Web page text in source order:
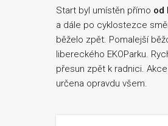
Start byl umístěn přímo od
a dále po cyklostezce
běželo zpět. Pomalejší
libereckého EKOParku.
přesun zpět k radnici.
určena opravdu všem.